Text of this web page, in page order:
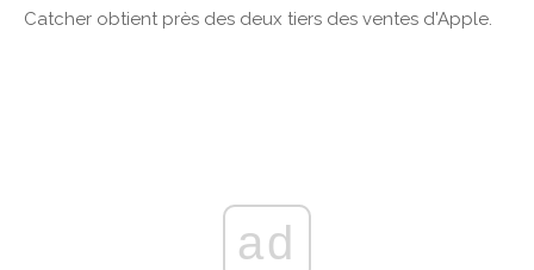
Catcher obtient près des deux tiers des ventes d'Apple.
ad